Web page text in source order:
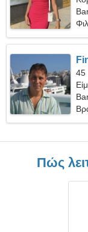
45
Πώς